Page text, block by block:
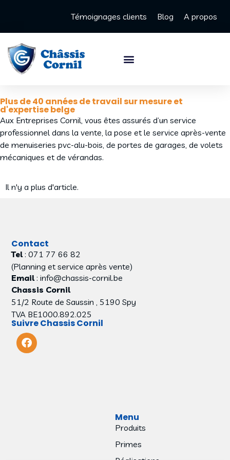
Témoignages clients Blog A propos
Plus de 40 années de travail sur mesure et
d'expertise belge
Aux Entreprises Cornil, vous êtes assurés d’un service
professionnel dans la vente, la pose et le service après-vente
de menuiseries pvc-alu-bois, de portes de garages, de volets
mécaniques et de vérandas.
Il n'y a plus d'article.
Menu
Produits
Primes
Contact
Tel: 071 77 66 82
(Planning et service après vente)
Email: info@chassis-cornil.be
Chassis Cornil
51/2 Route de Saussin , 5190 Spy
TVA BE1000.892.025
Suivre Chassis Cornil